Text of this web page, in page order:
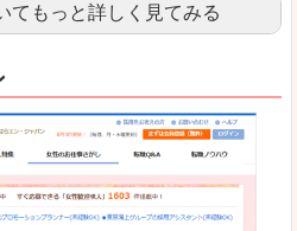
てもっと詳しく見てみる
やソーシャルアカウントが充実して
ョン・ブランドページ」という検索